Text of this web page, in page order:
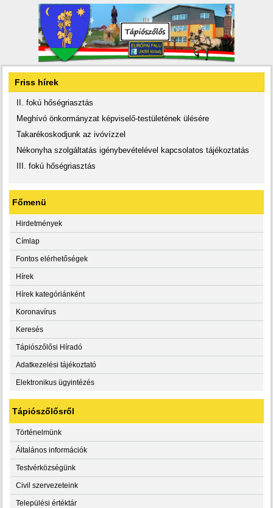
Friss hírek
II. fokú hőségriasztás
Meghívó önkormányzat képviselő-testületének ülésére
Takarékoskodjunk az ivóvízzel
Nékonyha szolgáltatás igénybevételével kapcsolatos tájékoztatás
III. fokú hőségriasztás
Főmenü
Hirdetmények
Címlap
Fontos elérhetőségek
Hírek
Hírek kategóriánként
Koronavírus
Keresés
Tápiószőlősi Híradó
Adatkezelési tájékoztató
Elektronikus ügyintézés
Tápiószőlősről
Történelmünk
Általános információk
Testvérközségünk
Civil szervezeteink
Települési értéktár